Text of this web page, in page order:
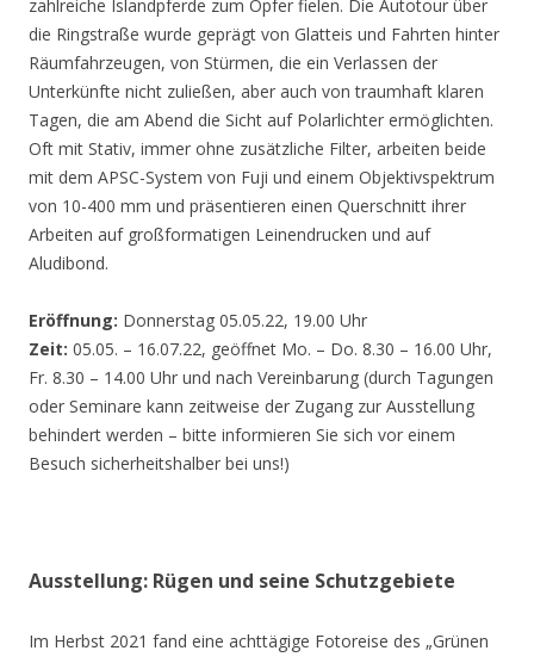
zahlreiche Islandpferde zum Opfer fielen. Die Autotour über
die Ringstraße wurde geprägt von Glatteis und Fahrten hinter
Räumfahrzeugen, von Stürmen, die ein Verlassen der
Unterkünfte nicht zuließen, aber auch von traumhaft klaren
Tagen, die am Abend die Sicht auf Polarlichter ermöglichten.
Oft mit Stativ, immer ohne zusätzliche Filter, arbeiten beide
mit dem APSC-System von Fuji und einem Objektivspektrum
von 10-400 mm und präsentieren einen Querschnitt ihrer
Arbeiten auf großformatigen Leinendrucken und auf
Aludibond.
Eröffnung: Donnerstag 05.05.22, 19.00 Uhr
Zeit: 05.05. – 16.07.22, geöffnet Mo. – Do. 8.30 – 16.00 Uhr,
Fr. 8.30 – 14.00 Uhr und nach Vereinbarung (durch Tagungen
oder Seminare kann zeitweise der Zugang zur Ausstellung
behindert werden – bitte informieren Sie sich vor einem
Besuch sicherheitshalber bei uns!)
Ausstellung: Rügen und seine Schutzgebiete
Im Herbst 2021 fand eine achttägige Fotoreise des „Grünen